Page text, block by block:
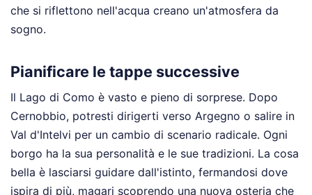
che si riflettono nell'acqua creano un'atmosfera da
sogno.
Pianificare le tappe successive
Il Lago di Como è vasto e pieno di sorprese. Dopo
Cernobbio, potresti dirigerti verso Argegno o salire in
Val d'Intelvi per un cambio di scenario radicale. Ogni
borgo ha la sua personalità e le sue tradizioni. La cosa
bella è lasciarsi guidare dall'istinto, fermandosi dove
ispira di più, magari scoprendo una nuova osteria che